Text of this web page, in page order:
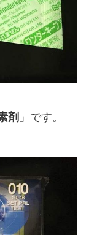
剤 」です。